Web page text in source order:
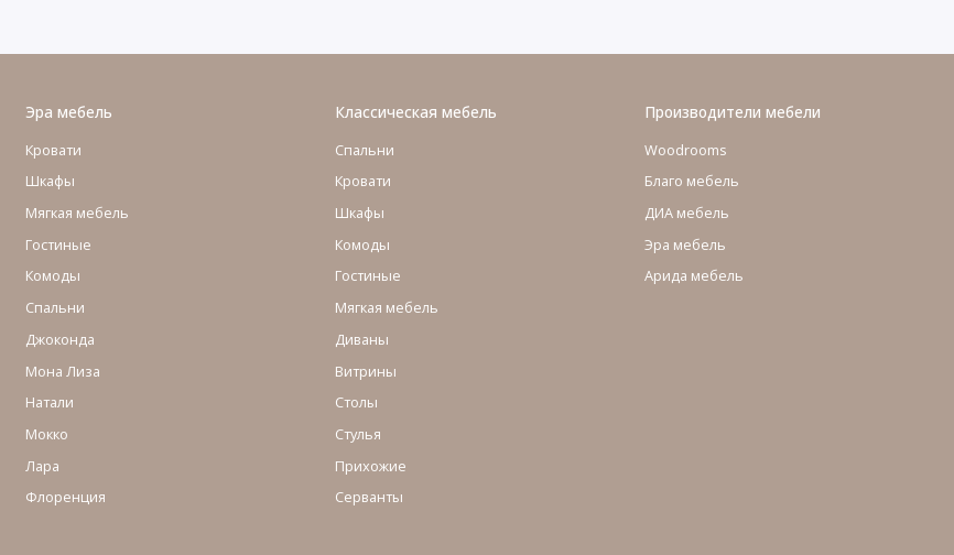
Эра мебель
Кровати
Шкафы
Мягкая мебель
Гостиные
Комоды
Cпальни
Джоконда
Мона Лиза
Натали
Мокко
Лара
Флоренция
Классическая мебель
Спальни
Кровати
Шкафы
Комоды
Гостиные
Мягкая мебель
Диваны
Витрины
Столы
Стулья
Прихожие
Серванты
Производители мебели
Woodrooms
Благо мебель
ДИА мебель
Эра мебель
Арида мебель